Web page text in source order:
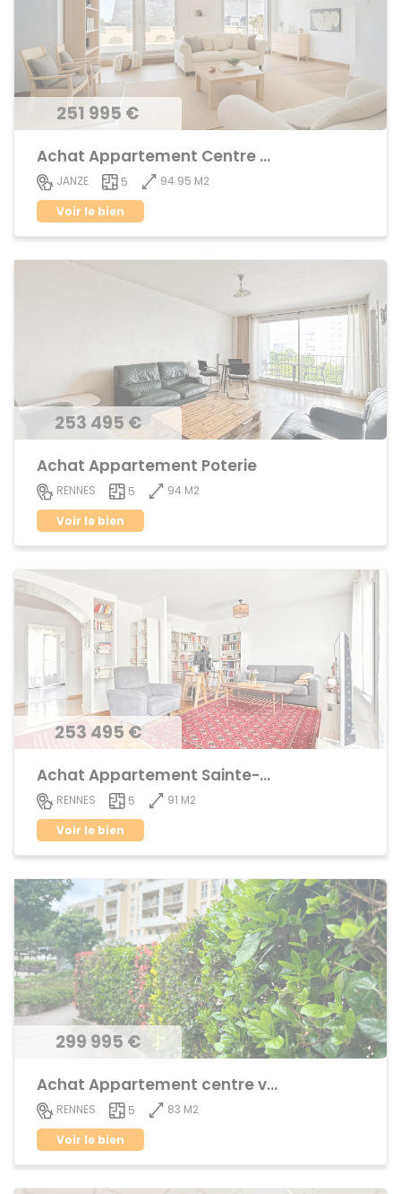
251 995 €
Achat Appartement Centre ville
JANZE 5
94.95 M2
Voir le bien
253 495 €
Achat Appartement Poterie
RENNES 5
94 M2
Voir le bien
253 495 €
Achat Appartement Sainte-Thérèse
RENNES 5
91 M2
Voir le bien
299 995 €
Achat Appartement centre ville
RENNES 5
83 M2
Voir le bien